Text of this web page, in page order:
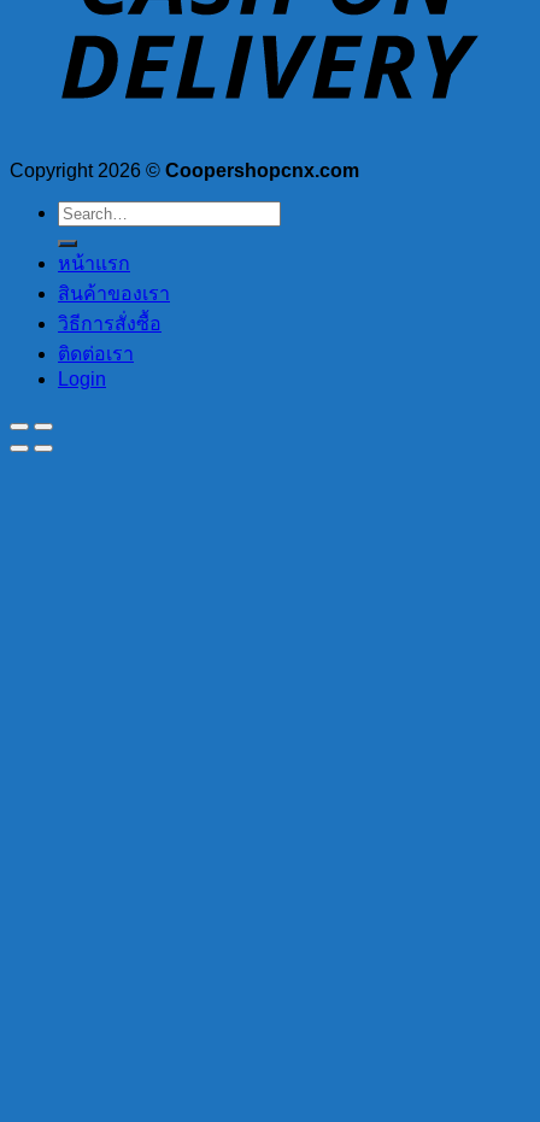
Copyright 2026 © Coopershopcnx.com
Search
for:
หน้าแรก
สินค้าของเรา
วิธีการสั่งซื้อ
ติดต่อเรา
Login